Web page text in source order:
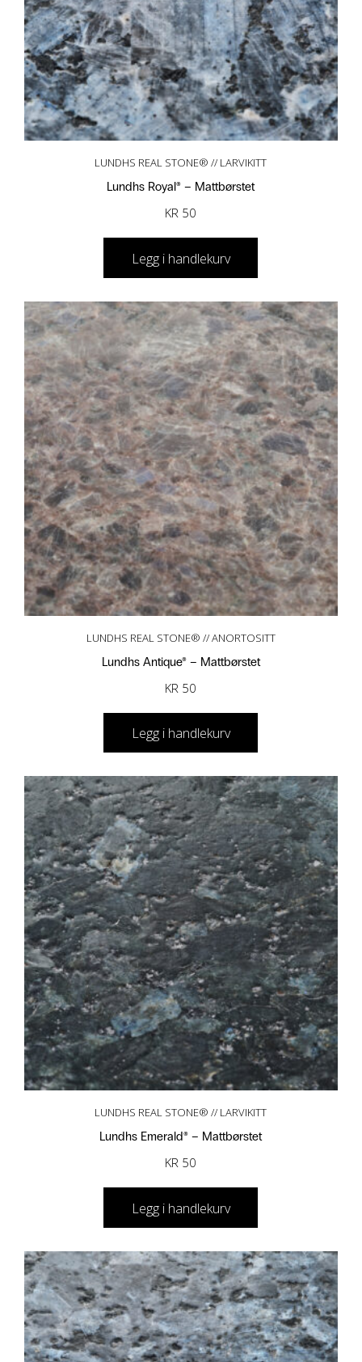
LUNDHS REAL STONE® // LARVIKITT
Lundhs Royal® – Mattbørstet
KR 50
Legg i handlekurv
LUNDHS REAL STONE® // ANORTOSITT
Lundhs Antique® – Mattbørstet
KR 50
Legg i handlekurv
LUNDHS REAL STONE® // LARVIKITT
Lundhs Emerald® – Mattbørstet
KR 50
Legg i handlekurv